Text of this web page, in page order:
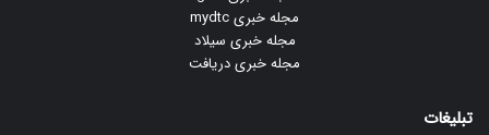
مجله خبری mydtc
مجله خبری سیلاد
مجله خبری دریافت
تبلیغات